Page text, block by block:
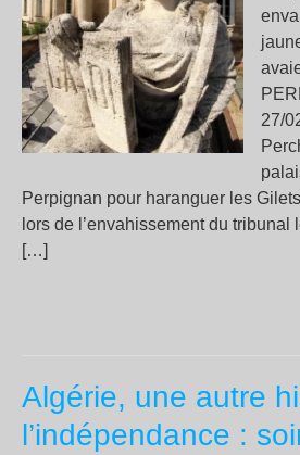
27/
Perpignan pour haranguer les
lors de l’envahissement du tribunal
[…]
Algérie, une autre
l’indépendance :